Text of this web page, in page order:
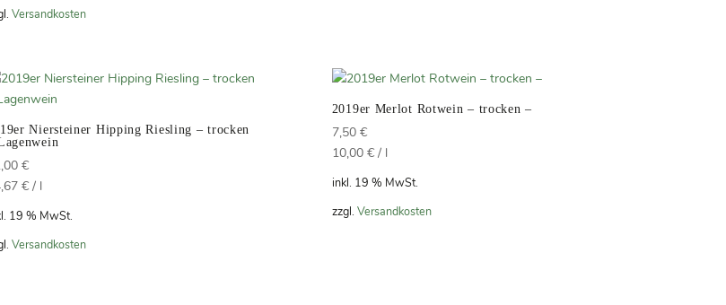
Versandkosten
Niersteiner Hipping Riesling – trocken
€
€/ l
19 % MwSt.
Versandkosten
2019er Merlot Rotwein – trocken –
7,50 €
10,00 €/ l
inkl. 19 % MwSt.
zzgl. Versandkosten